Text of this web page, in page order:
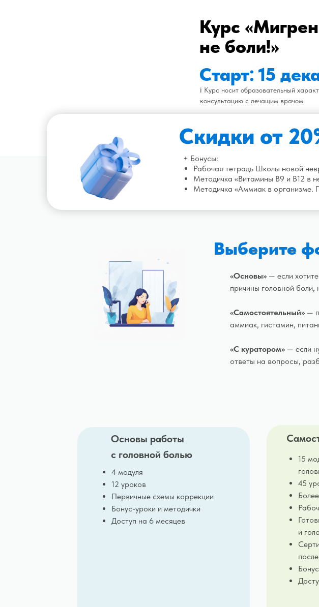
Старт: 15
Курс
не боли!»
ℹ️ Курс носит образовательный
консультацию с лечащим врачом.
+ Бонусы:
Рабочая тетрадь Школы новой
Методичка «Витамины B9 и В12 в
Методичка «Аммиак в организме.
Скидки от
Выберите
«Основы» — если
причины головной
«Самостоятельный» —
аммиак, гистамин,
«С куратором» — если
ответы на вопросы,
Основы работы
с головной болью
4 модуля
12 уроков
Первичные схемы коррекции
Бонус-уроки и методички
Доступ на 6 месяцев
15
45
и